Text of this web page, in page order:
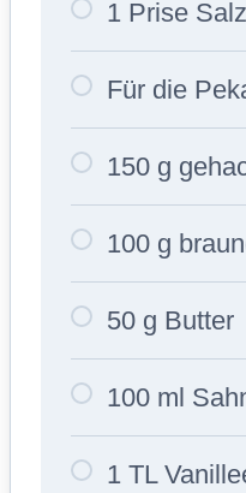
1 Prise Salz
Für die
150 g
100 g
50 g Butter
100 ml
1 TL